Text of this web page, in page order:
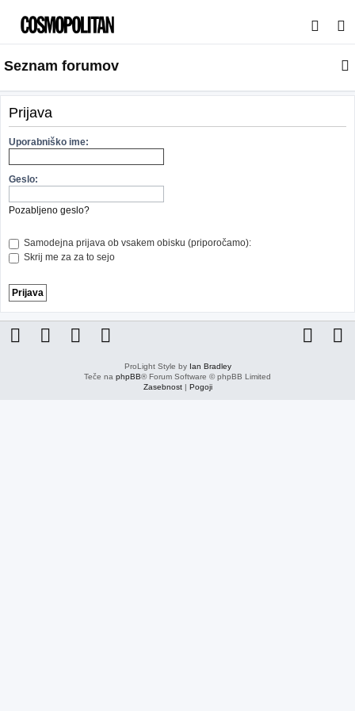
s
a
j
Seznam forumov
Prijava
Uporabniško ime:
Geslo:
Pozabljeno geslo?
Samodejna prijava ob vsakem obisku (priporočamo):
Skrij me za za to sejo
ProLight Style by Ian Bradley
Teče na phpBB® Forum Software © phpBB Limited
Zasebnost| Pogoji